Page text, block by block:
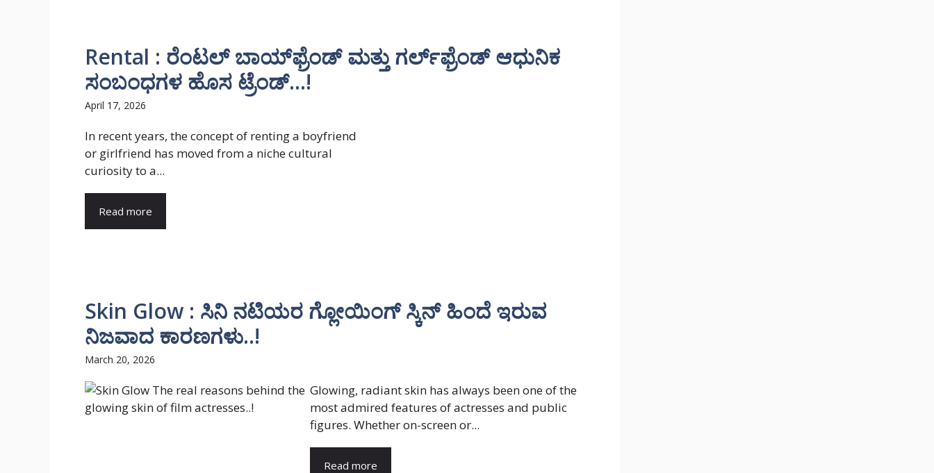
Rental : ರೆಂಟಲ್ ಬಾಯ್‌ಫ್ರೆಂಡ್ ಮತ್ತು ಗರ್ಲ್‌ಫ್ರೆಂಡ್ ಆಧುನಿಕ
ಸಂಬಂಧಗಳ ಹೊಸ ಟ್ರೆಂಡ್…!
April 17, 2026
In recent years, the concept of renting a boyfriend
or girlfriend has moved from a niche cultural
curiosity to a...
Read more
Skin Glow : ಸಿನಿ ನಟಿಯರ ಗ್ಲೋಯಿಂಗ್ ಸ್ಕಿನ್ ಹಿಂದೆ ಇರುವ
ನಿಜವಾದ ಕಾರಣಗಳು..!
March 20, 2026
Glowing, radiant skin has always been one of the
most admired features of actresses and public
figures. Whether on-screen or...
Read more